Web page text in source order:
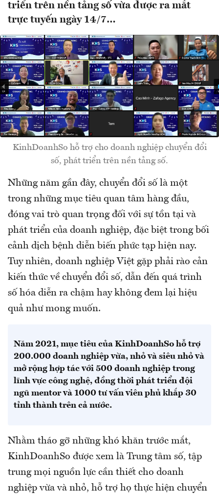
triển trên nền tảng số vừa được ra mắt
trực tuyến ngày 14/7…
KinhDoanhSo hỗ trợ cho doanh nghiệp chuyển đổi
số, phát triển trên nền tảng số.
Những năm gần đây, chuyển đổi số là một
trong những mục tiêu quan tâm hàng đầu,
đóng vai trò quan trọng đối với sự tồn tại và
phát triển của doanh nghiệp, đặc biệt trong bối
cảnh dịch bệnh diễn biến phức tạp hiện nay.
Tuy nhiên, doanh nghiệp Việt gặp phải rào cản
kiến thức về chuyển đổi số, dẫn đến quá trình
số hóa diễn ra chậm hay không đem lại hiệu
quả như mong muốn.
Năm 2021, mục tiêu của KinhDoanhSo hỗ trợ
200.000 doanh nghiệp vừa, nhỏ và siêu nhỏ và
mở rộng hợp tác với 500 doanh nghiệp trong
lĩnh vực công nghệ, đồng thời phát triển đội
ngũ mentor và 1000 tư vấn viên phủ khắp 30
tỉnh thành trên cả nước.
Nhằm tháo gỡ những khó khăn trước mắt,
KinhDoanhSo được xem là Trung tâm số, tập
trung mọi nguồn lực cần thiết cho doanh
nghiệp vừa và nhỏ, hỗ trợ họ thực hiện chuyển